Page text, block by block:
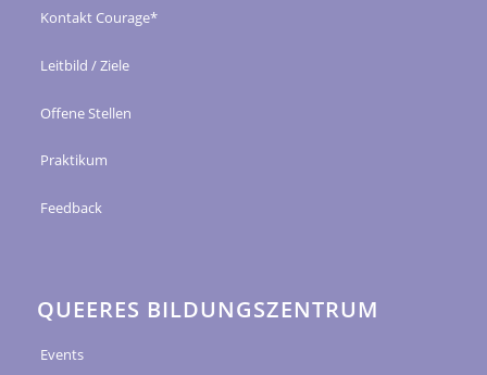
Kontakt Courage*
Leitbild / Ziele
Offene Stellen
Praktikum
Feedback
QUEERES BILDUNGSZENTRUM
Events